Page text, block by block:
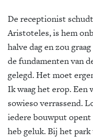
De receptionist
Aristoteles, is hem
halve dag en zou
de fundamenten van
gelegd. Het moet
Ik waag het erop. Een
sowieso verrassend.
iedere bouwput
heb geluk. Bij het